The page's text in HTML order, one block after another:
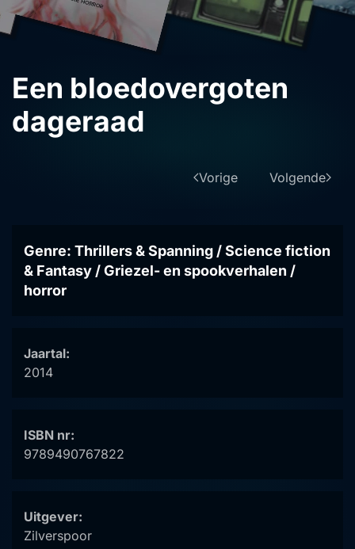
Een bloedovergoten
dageraad
Vorige Volgende
Genre: Thrillers & Spanning / Science fiction
& Fantasy / Griezel- en spookverhalen /
horror
Jaartal:
2014
ISBN nr:
9789490767822
Uitgever:
Zilverspoor